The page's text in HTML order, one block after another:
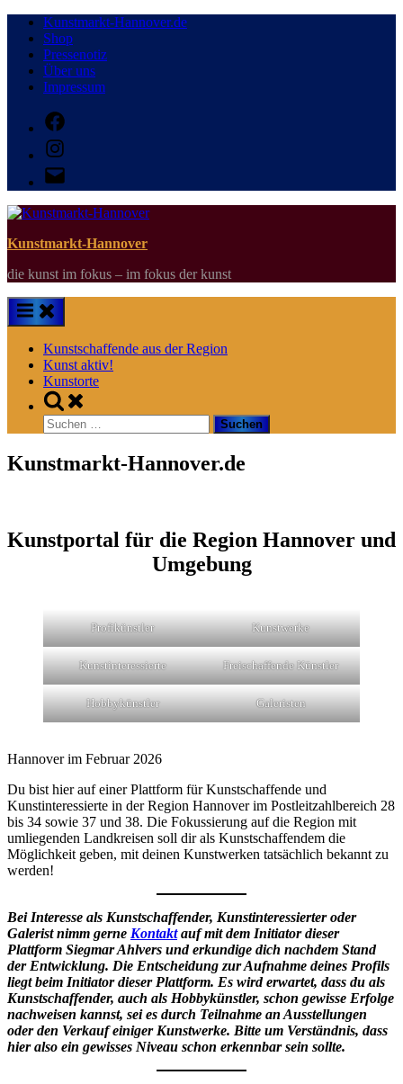
Skip
content
Kunstmarkt-Hannover.de
Shop
Pressenotiz
Über uns
Impressum
Facebook
Instagram
E-
Mail
Kunstmarkt-Hannover
die kunst im fokus – im fokus der kunst
Kunstschaffende aus der Region
Kunst aktiv!
Kunstorte
Toggle
search
form
Suchen
nach:
Kunstmarkt-Hannover.de
Kunstportal für die Region Hannover und
Umgebung
Profikünstler Kunstwerke
Kunstinteressierte Freischaffende Künstler
Hobbykünstler Galeristen
Hannover im Februar 2026
Du bist hier auf einer Plattform für Kunstschaffende und
Kunstinteressierte in der Region Hannover im Postleitzahlbereich 28
bis 34 sowie 37 und 38. Die Fokussierung auf die Region mit
umliegenden Landkreisen soll dir als Kunstschaffendem die
Möglichkeit geben, mit deinen Kunstwerken tatsächlich bekannt zu
werden!
Bei Interesse als Kunstschaffender, Kunstinteressierter oder
Galerist nimm gerne Kontaktauf mit dem Initiator dieser
Plattform Siegmar Ahlvers und erkundige dich nachdem Stand
der Entwicklung. Die Entscheidung zur Aufnahme deines Profils
liegt beim Initiator dieser Plattform. Es wird erwartet, dass du als
Kunstschaffender, auch als Hobbykünstler, schon gewisse Erfolge
nachweisen kannst, sei es durch Teilnahme an Ausstellungen
oder den Verkauf einiger Kunstwerke. Bitte um Verständnis, dass
hier also ein gewisses Niveau schon erkennbar sein sollte.